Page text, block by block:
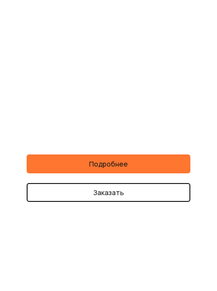
Подробнее
Заказать